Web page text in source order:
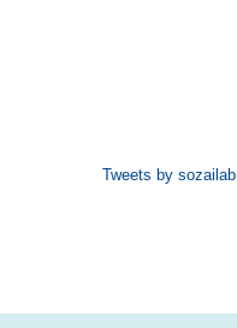
Tweets by sozailab